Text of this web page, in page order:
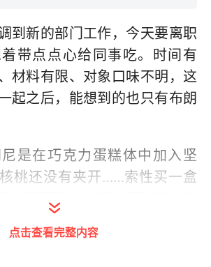
到新的部门工作，今天要离职
带点点心给同事吃。时间有
材料有限、对象口味不明，这
起之后，能想到的也只有布朗
是在巧克力蛋糕体中加入坚
桃还没有夹开……索性买一盒
力掰掰碎，抄起一把刮刀，亲
点击查看完整内容